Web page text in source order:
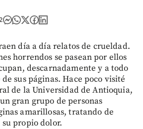
día a día relatos de crueldad.
horrendos se pasean por ellos
descarnadamente y a todo
sus páginas. Hace poco visité
de la Universidad de Antioquia,
gran grupo de personas
amarillosas, tratando de
propio dolor.